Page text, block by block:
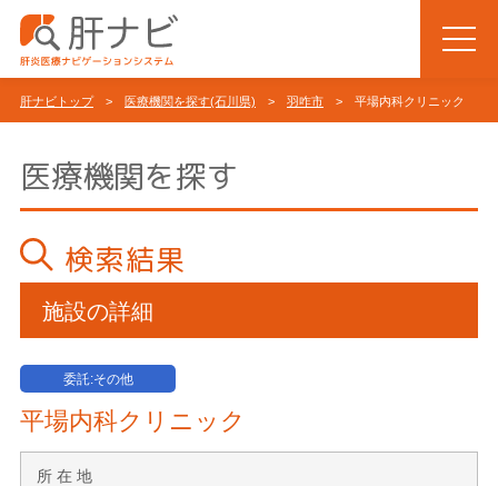
肝ナビトップ> 医療機関を探す(石川県) > 羽咋市 > 平場内科クリニック
医療機関を探す
検索結果
施設の詳細
委託:その他
平場内科クリニック
所 在 地